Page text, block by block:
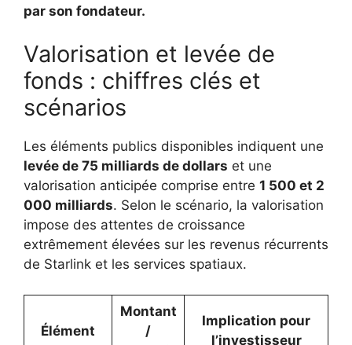
par son fondateur.
Valorisation et levée de
fonds : chiffres clés et
scénarios
Les éléments publics disponibles indiquent une
levée de 75 milliards de dollars et une
valorisation anticipée comprise entre 1 500 et 2
000 milliards. Selon le scénario, la valorisation
impose des attentes de croissance
extrêmement élevées sur les revenus récurrents
de Starlink et les services spatiaux.
Élément
Montant
/
Implication pour
l’investisseur